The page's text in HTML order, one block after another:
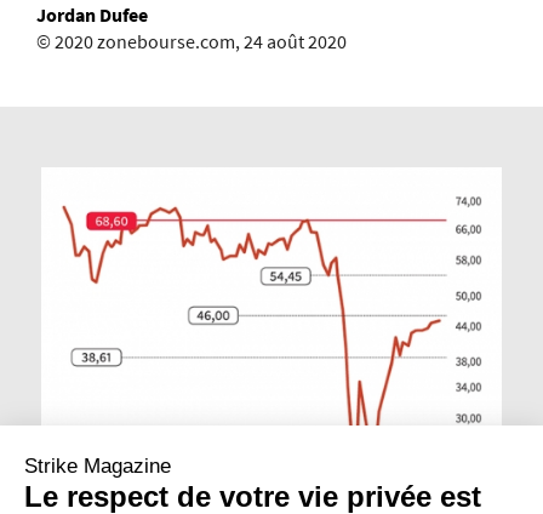
Jordan Dufee
© 2020 zonebourse.com, 24 août 2020
Strike Magazine
Le respect de votre vie privée est